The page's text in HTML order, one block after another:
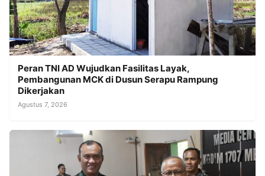
Peran TNI AD Wujudkan Fasilitas Layak,
Pembangunan MCK di Dusun Serapu Rampung
Dikerjakan
Agustus 7, 2026